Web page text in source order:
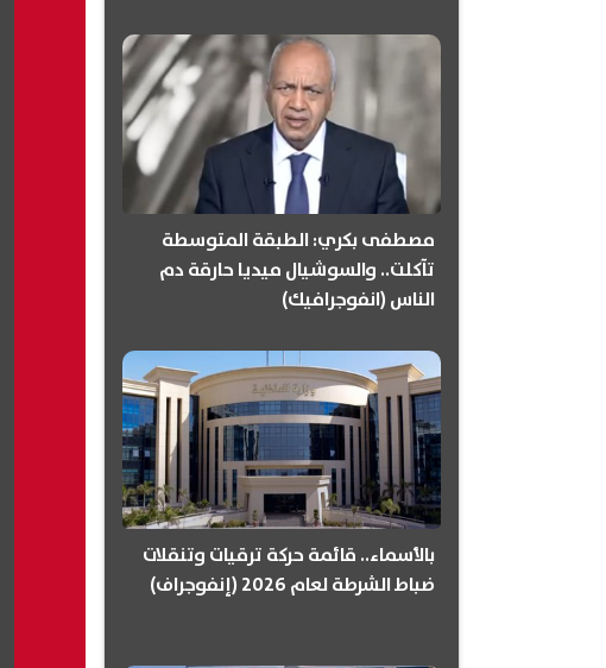
مصطفى بكري: الطبقة المتوسطة
تآكلت.. والسوشيال ميديا حارقة دم
الناس (انفوجرافيك)
بالأسماء.. قائمة حركة ترقيات وتنقلات
ضباط الشرطة لعام 2026 (إنفوجراف)